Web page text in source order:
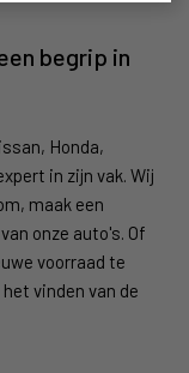
begrip in
Honda,
in zijn vak. Wij
maak een
onze auto's. Of
voorraad te
vinden van de